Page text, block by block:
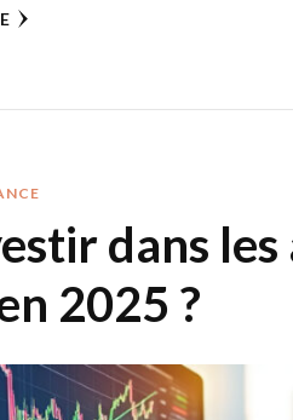
dans
2025 ?